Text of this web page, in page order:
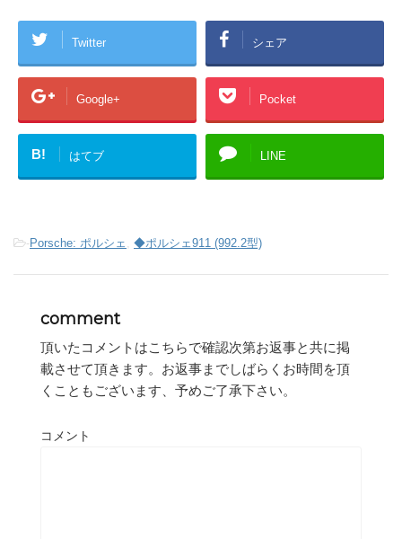
Twitter シェア
Google+ Pocket
B! はてブ LINE
-Porsche: ポルシェ , ◆ポルシェ911 (992.2型)
comment
頂いたコメントはこちらで確認次第お返事と共に掲
載させて頂きます。お返事までしばらくお時間を頂
くこともございます、予めご了承下さい。
コメント